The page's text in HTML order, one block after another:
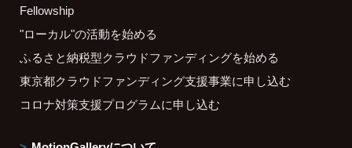
Fellowship
"ローカル"の活動を始める
ふるさと納税型クラウドファンディングを始める
東京都クラウドファンディング支援事業に申し込む
コロナ対策支援プログラムに申し込む